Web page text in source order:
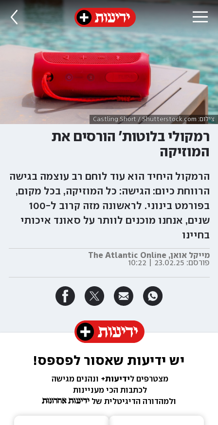
צילום: Castling Short / Shutterstock.com
רמקולי בלוטות' הורסים את
המוזיקה
הרמקול היחיד הוא עוד לוחם רב עוצמה בגישה
הרווחת כיום: הגישה: כל המוזיקה, בכל מקום,
בפורמט בינוני. לראשונה מזה קרוב ל-100
שנים, אנחנו מוכנים לוותר על סאונד איכותי
בחיינו
מייקל אואן, The Atlantic Online
פורסם: 23.02.25 | 10:22
יש ידיעות שאסור לפספס!
מצטרפים לידיעות+ ונהנים מגישה
לכתבות הכי מעניינות
ולמהדורה הדיגיטלית של